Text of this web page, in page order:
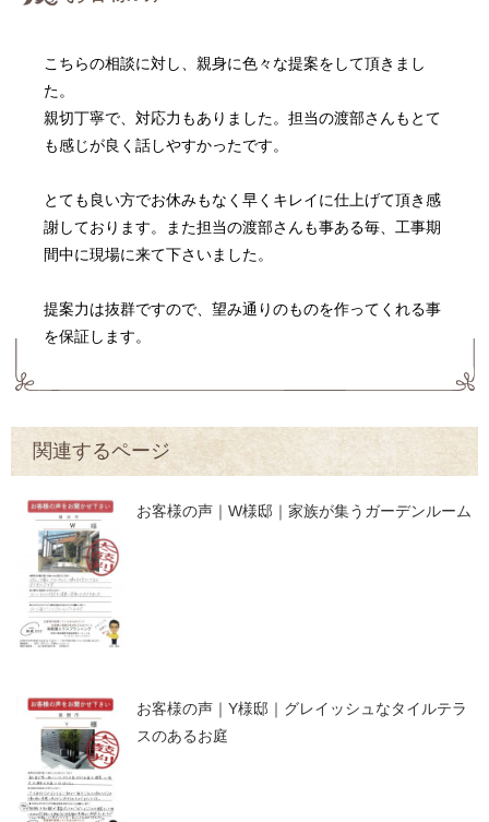
こちらの相談に対し、親身に色々な提案をして頂きまし
た。
親切丁寧で、対応力もありました。担当の渡部さんもとて
も感じが良く話しやすかったです。
とても良い方でお休みもなく早くキレイに仕上げて頂き感
謝しております。また担当の渡部さんも事ある毎、工事期
間中に現場に来て下さいました。
提案力は抜群ですので、望み通りのものを作ってくれる事
を保証します。
関連するページ
お客様の声｜W様邸｜家族が集うガーデンルーム
お客様の声｜Y様邸｜グレイッシュなタイルテラ
スのあるお庭